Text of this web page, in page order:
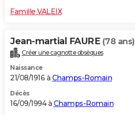
Famille VALEIX
Jean-martial FAURE (78 ans)
Créer une cagnotte obsèques
Naissance
21/08/1916 à Champs-Romain
Décès
16/09/1994 à Champs-Romain